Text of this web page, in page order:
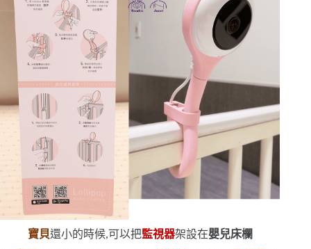
寶貝還小的時候,可以把監視器架設在嬰兒床欄